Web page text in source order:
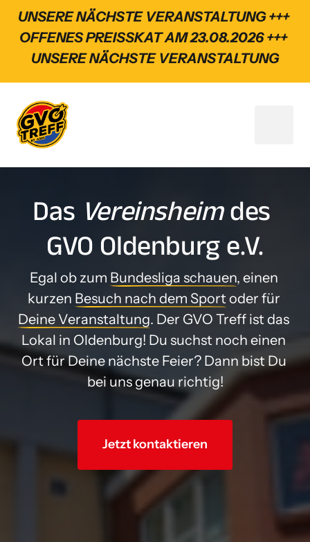
UNSERE NÄCHSTE VERANSTALTUNG +++
OFFENES PREISSKAT AM 23.08.2026 +++
UNSERE NÄCHSTE VERANSTALTUNG
Das Vereinsheim des
GVO Oldenburg e.V.
Egal ob zum Bundesliga schauen, einen
kurzen Besuch nach dem Sport
Deine Veranstaltung. Der GVO Treff ist das
Lokal in Oldenburg! Du suchst noch einen
Ort für Deine nächste Feier? Dann bist Du
bei uns genau richtig!
Jetzt kontaktieren